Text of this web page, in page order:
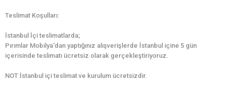
Teslimat Koşulları:
İstanbul İçi teslimatlarda;
Pırımlar Mobilya‘dan yaptığınız alışverişlerde İstanbul içine 5 gün
içerisinde teslimatı ücretsiz olarak gerçekleştiriyoruz.
NOT:İstanbul içi teslimat ve kurulum ücretsizdir.